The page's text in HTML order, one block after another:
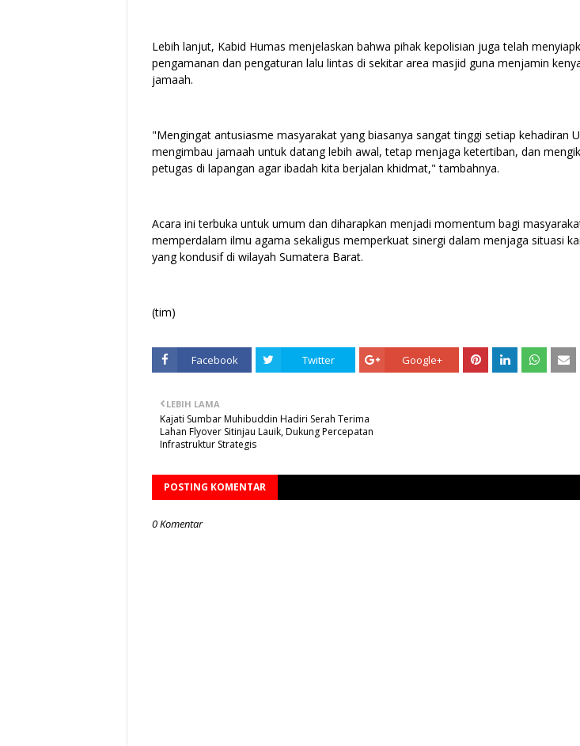
Lebih lanjut, Kabid Humas menjelaskan bahwa pihak kepolisian juga telah
pengamanan dan pengaturan lalu lintas di sekitar area masjid guna menjamin
jamaah.
"Mengingat antusiasme masyarakat yang biasanya sangat tinggi setiap kehadiran
mengimbau jamaah untuk datang lebih awal, tetap menjaga ketertiban, dan
petugas di lapangan agar ibadah kita berjalan khidmat," tambahnya.
Acara ini terbuka untuk umum dan diharapkan menjadi momentum bagi
memperdalam ilmu agama sekaligus memperkuat sinergi dalam menjaga situasi
yang kondusif di wilayah Sumatera Barat.
(tim)
Facebook Twitter Google+
LEBIH LAMA
Kajati Sumbar Muhibuddin Hadiri Serah Terima
Lahan Flyover Sitinjau Lauik, Dukung Percepatan
Infrastruktur Strategis
POSTING KOMENTAR
0 Komentar